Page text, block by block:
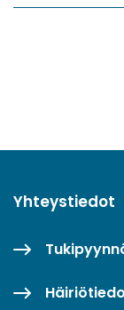
Yhteystiedot